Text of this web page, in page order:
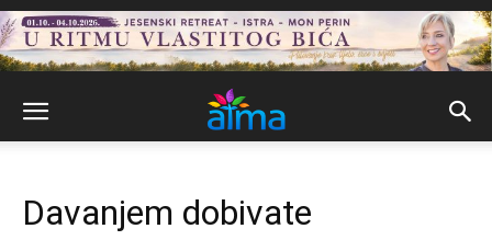
Davanjem dobivate